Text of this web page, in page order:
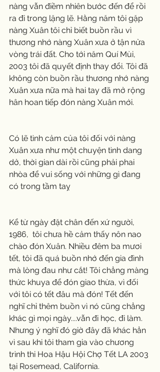
nàng vẫn điềm nhiên bước đến để rồi
ra đi trong lặng lẽ. Hằng năm tôi gặp
nàng Xuân tôi chỉ biết buồn rầu vì
thương nhớ nàng Xuân xưa ở tận nửa
vòng trái đất. Cho tới năm Quí Mùi,
2003 tôi đã quyết định thay đổi. Tôi đã
không còn buồn rầu thương nhớ nàng
Xuân xưa nữa mà hai tay đã mở rộng
hân hoan tiếp đón nàng Xuân mới.
Có lẽ tình cảm của tôi đối với nàng
Xuân xưa như một chuyện tình dang
dở, thời gian dài rồi cũng phải phai
nhòa để vui sống với những gì đang
có trong tầm taỵ
Kể từ ngày đặt chân đến xứ người,
1986,  tôi chưa hề cảm thấy nôn nao
chào đón Xuân. Nhiều đêm ba mươi
tết, tôi đã quá buồn nhớ đến gia đình
mà lòng đau như cắt! Tôi chẳng màng
thức khuya để đón giao thừa, vì đối
với tôi có tết đâu mà đón! Tết đến
nghĩ chỉ thêm buồn vì nó cũng chẳng
khác gì mọi ngày....vẫn đi học, đi làm.
Nhưng ý nghĩ đó giờ đây đã khác hẳn
vì sau khi tôi tham gia vào chương
trình thi Hoa Hậu Hội Chợ Tết LA 2003
tại Rosemead, California.